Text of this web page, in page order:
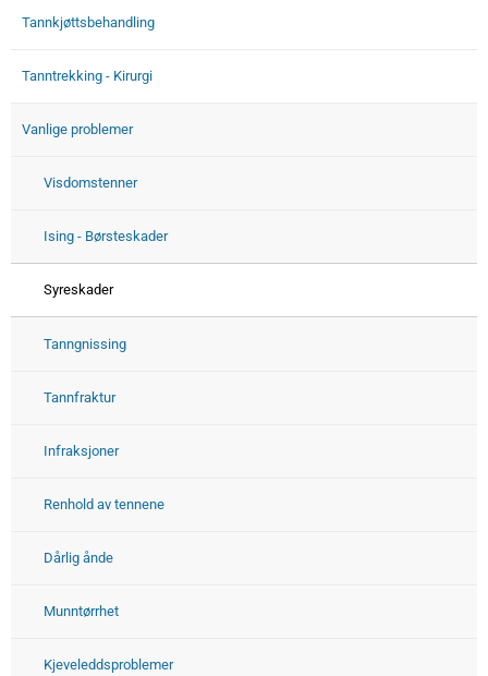
Tannkjøttsbehandling
Tanntrekking - Kirurgi
Vanlige problemer
Visdomstenner
Ising - Børsteskader
Syreskader
Tanngnissing
Tannfraktur
Infraksjoner
Renhold av tennene
Dårlig ånde
Munntørrhet
Kjeveleddsproblemer